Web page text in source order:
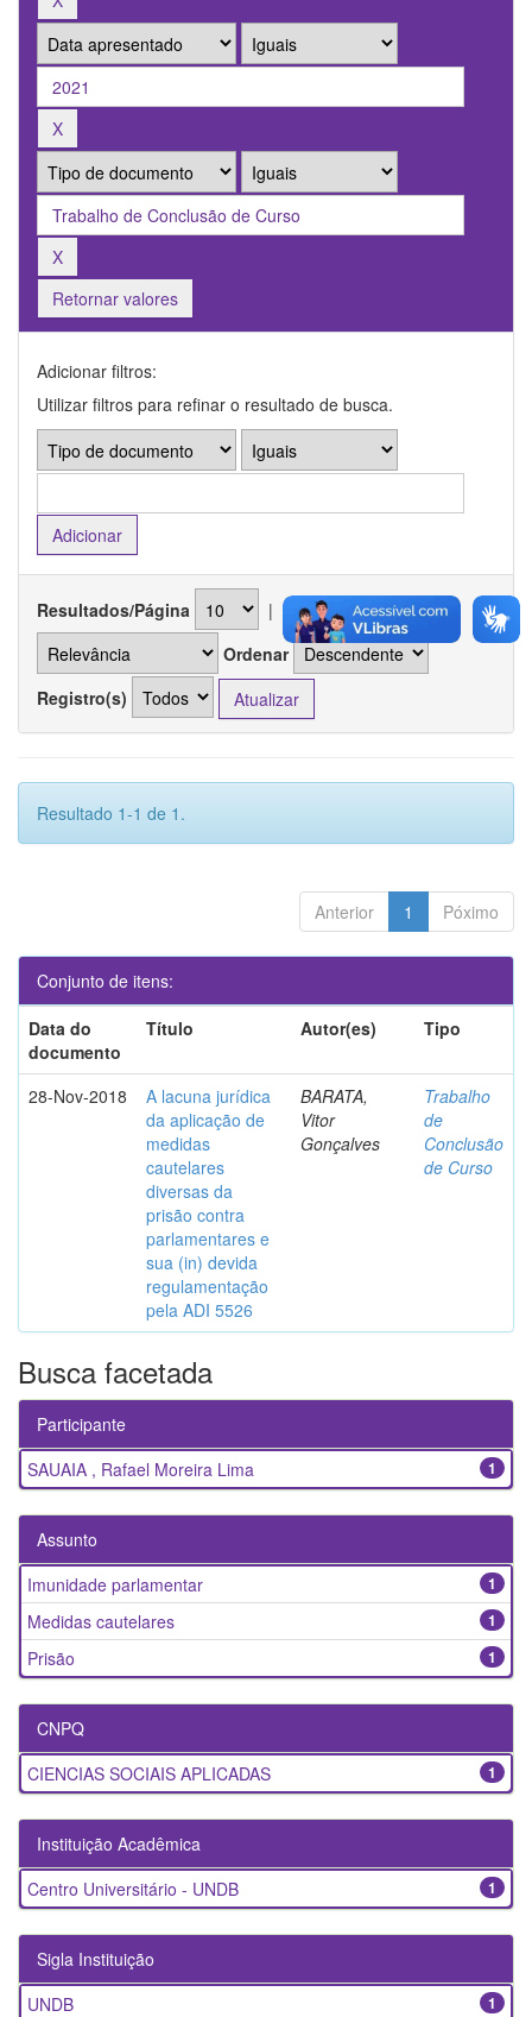
Retornar valores
Adicionar filtros:
Utilizar filtros para refinar o resultado de busca.
Resultados/Página | Ordenar registros por
Ordenar
Registro(s)
Resultado 1-1 de 1.
Anterior 1 Póximo
Conjunto de itens:
Data do
documento
Título Autor(es) Tipo
28-Nov-2018
A lacuna jurídica
da aplicação de
medidas
cautelares
diversas da
prisão contra
parlamentares e
sua (in) devida
regulamentação
pela ADI 5526
BARATA,
Vitor
Gonçalves
Trabalho
de
Conclusão
de Curso
Busca facetada
Participante
1
SAUAIA , Rafael Moreira Lima
Assunto
1
Imunidade parlamentar
1
Medidas cautelares
1
Prisão
CNPQ
1
CIENCIAS SOCIAIS APLICADAS
Instituição Acadêmica
1
Centro Universitário - UNDB
Sigla Instituição
1
UNDB